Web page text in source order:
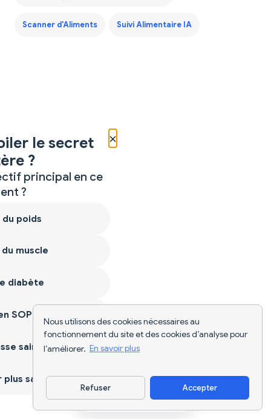
Nous utilisons des cookies nécessaires au
fonctionnement du site et des cookies d’analyse pour
l’améliorer. En savoir plus
Refuser Accepter
Scanner d'Aliments Suivi Alimentaire IA
Télécharger l'appli
×
le secret
?
principal en ce
?
poids
muscle
diabète
SOPK
saine
sain